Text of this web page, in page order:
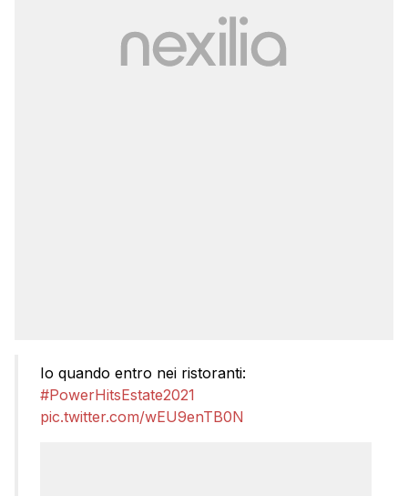
Io quando entro nei ristoranti:
#PowerHitsEstate2021
pic.twitter.com/wEU9enTB0N